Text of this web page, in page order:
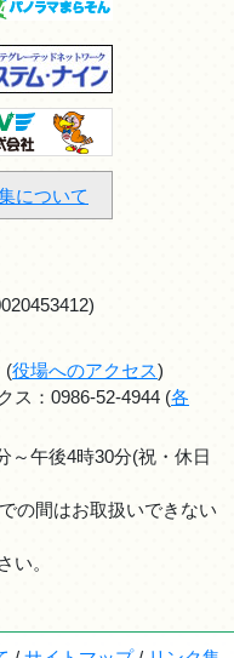
について
(役場へのアクセス)
ス：0986-52-4944 (各
～午後4時30分(祝・休日
の間はお取扱いできない
い。